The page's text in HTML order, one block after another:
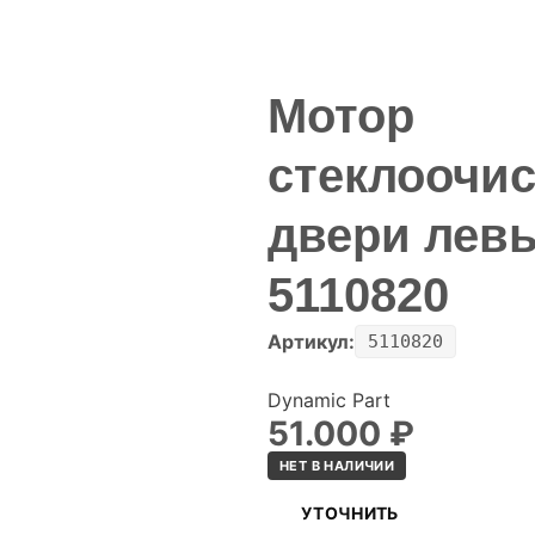
Мотор
двери
5110820
Артикул: 5110820
Dynamic Part
51.000 ₽
НЕТ В НАЛИЧИИ
УТОЧНИТЬ